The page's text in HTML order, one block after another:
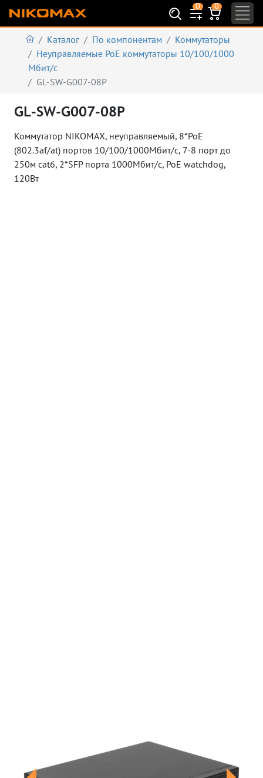
0 0
Каталог По компонентам
Коммутаторы
Неуправляемые PoE коммутаторы 10/100/1000
Мбит/с
GL-SW-G007-08P
GL-SW-G007-08P
Коммутатор NIKOMAX, неуправляемый, 8*PoE
(802.3af/at) портов 10/100/1000Мбит/с, 7-8 порт до
250м cat6, 2*SFP порта 1000Мбит/с, PoE watchdog,
120Вт